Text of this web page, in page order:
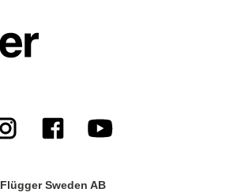
Flügger Sweden AB